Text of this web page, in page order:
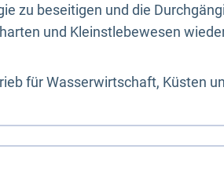
zu beseitigen und die
und Kleinstlebewesen
für Wasserwirtschaft, Küsten